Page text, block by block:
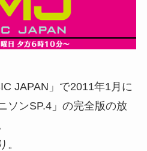
JAPAN」で2011年1月に
ソンSP.4」の完全版の放
。